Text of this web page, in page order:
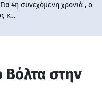
4η συνεχόμενη χρονιά , ο
κ…
Βόλτα στην